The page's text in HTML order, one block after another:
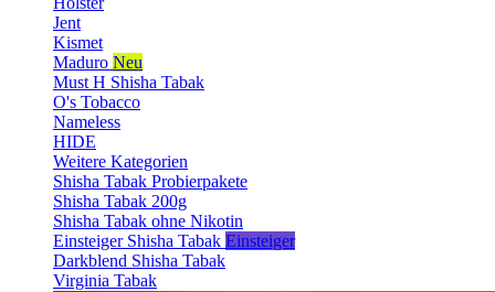
Jent
Kismet
Maduro Neu
Must H Shisha Tabak
O's Tobacco
Nameless
HIDE
Weitere Kategorien
Shisha Tabak Probierpakete
Shisha Tabak 200g
Shisha Tabak ohne Nikotin
Einsteiger Shisha Tabak Einsteiger
Darkblend Shisha Tabak
Virginia Tabak